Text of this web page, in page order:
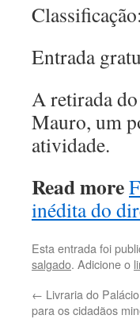
Entrada
A retirada
Mauro, um
atividade.
Read more
inédita do
Esta entrada foi
salgado. Adicione o
← Livraria do
para os cidadãos